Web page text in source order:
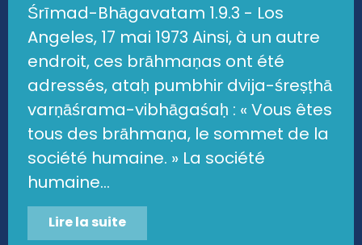
Śrīmad-Bhāgavatam 1.9.3 - Los
Angeles, 17 mai 1973 Ainsi, à un autre
endroit, ces brāhmaṇas ont été
adressés, ataḥ pumbhir dvija-śreṣṭhā
varṇāśrama-vibhāgaśaḥ : « Vous êtes
tous des brāhmaṇa, le sommet de la
société humaine. » La société
humaine...
Lire la suite